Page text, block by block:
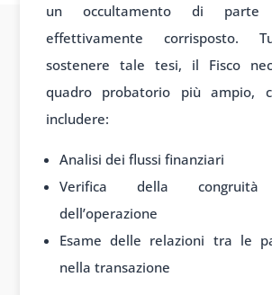
un occultamento di parte
effettivamente corrisposto.
sostenere tale tesi, il Fisco
quadro probatorio più ampio,
includere:
Analisi dei flussi finanziari
Verifica della congruità
dell’operazione
Esame delle relazioni tra le
nella transazione